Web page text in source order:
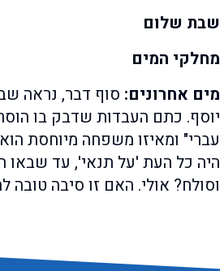
שבת שלום
מחלקי המים
מים אחרונים: סוף דבר, נראה
יוסף. כתם העבדות שדבק בו
עברי" ומאיזו משפחה מיוחסת
היה כל העת 'על תנאי', עד שבאו
וסולח? אולי. האם זו סיבה טובה